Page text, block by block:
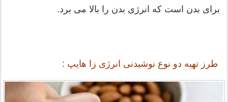
برای بدن است که انرژی بدن را بالا می برد.
طرز تهیه دو نوع نوشیدنی انرژی زا هایپ :